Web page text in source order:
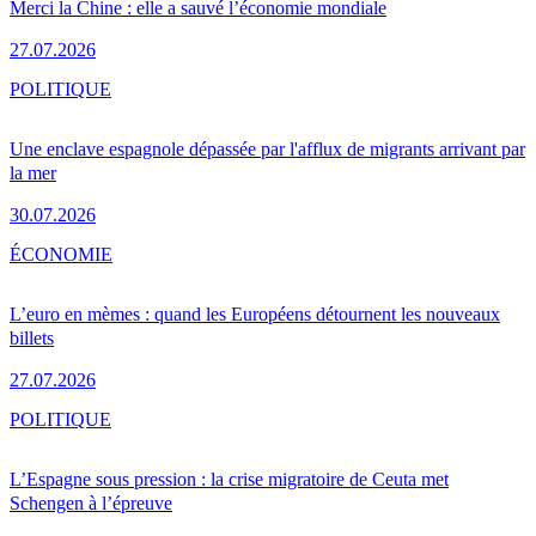
Merci la Chine : elle a sauvé l’économie mondiale
27.07.2026
Une enclave espagnole dépassée par l'afflux de migrants arrivant par
la mer
30.07.2026
POLITIQUE
L’euro en mèmes : quand les Européens détournent les nouveaux
billets
27.07.2026
ÉCONOMIE
L’Espagne sous pression : la crise migratoire de Ceuta met
Schengen à l’épreuve
POLITIQUE